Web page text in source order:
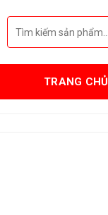
Tìm
kiếm:
TRANG CHỦ